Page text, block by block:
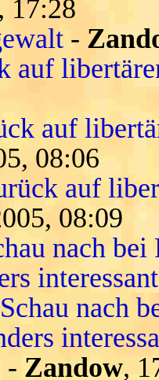
17:28
-
auf
auf
08:06
auf
08:09
nach
interessant
nach
- Zandow,